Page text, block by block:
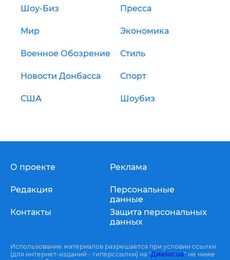
Шоу-Биз Пресса
Мир Экономика
Военное Обозрение Стиль
Новости Донбасса Спорт
США Шоубиз
О проекте
Редакция
Контакты
Реклама
Персональные
данные
Защита персональных
данных
Использование материалов разрешается при условии ссылки
(для интернет-изданий - гиперссылки) на "Диалог.ua" не ниже